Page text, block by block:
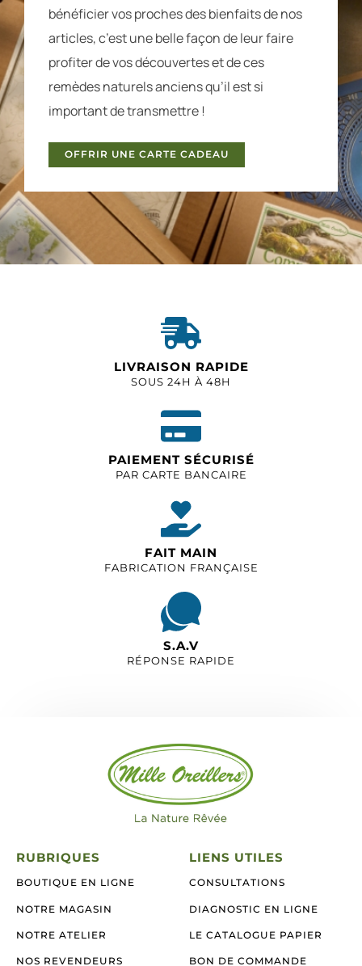
bénéficier vos proches des bienfaits de nos
articles, c’est une belle façon de leur faire
profiter de vos découvertes et de ces
remèdes naturels anciens qu’il est si
important de transmettre !
OFFRIR UNE CARTE CADEAU
LIVRAISON RAPIDE
SOUS 24H À 48H
PAIEMENT SÉCURISÉ
PAR CARTE BANCAIRE
FAIT MAIN
FABRICATION FRANÇAISE
S.A.V
RÉPONSE RAPIDE
RUBRIQUES
BOUTIQUE EN LIGNE
NOTRE MAGASIN
NOTRE ATELIER
NOS REVENDEURS
LIENS UTILES
CONSULTATIONS
DIAGNOSTIC EN LIGNE
LE CATALOGUE PAPIER
BON DE COMMANDE